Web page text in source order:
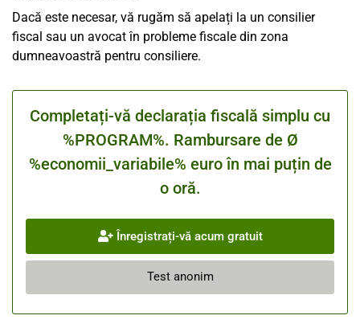
Dacă este necesar, vă rugăm să apelați la un consilier
fiscal sau un avocat în probleme fiscale din zona
dumneavoastră pentru consiliere.
Completați-vă declarația fiscală simplu cu
%PROGRAM%. Rambursare de Ø
%economii_variabile% euro în mai puțin de
o oră.
Înregistrați-vă acum gratuit
Test anonim